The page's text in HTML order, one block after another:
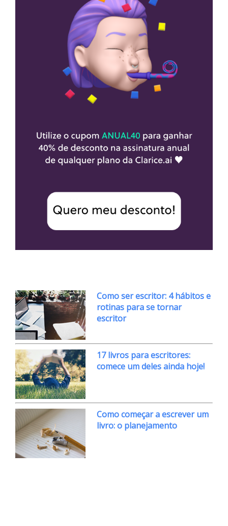
Como ser escritor: 4 hábitos e
rotinas para se tornar
escritor
17 livros para escritores:
comece um deles ainda hoje!
Como começar a escrever um
livro: o planejamento